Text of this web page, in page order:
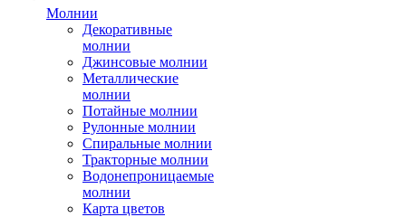
Молнии
Декоративные
молнии
Джинсовые молнии
Металлические
молнии
Потайные молнии
Рулонные молнии
Спиральные молнии
Тракторные молнии
Водонепроницаемые
молнии
Карта цветов